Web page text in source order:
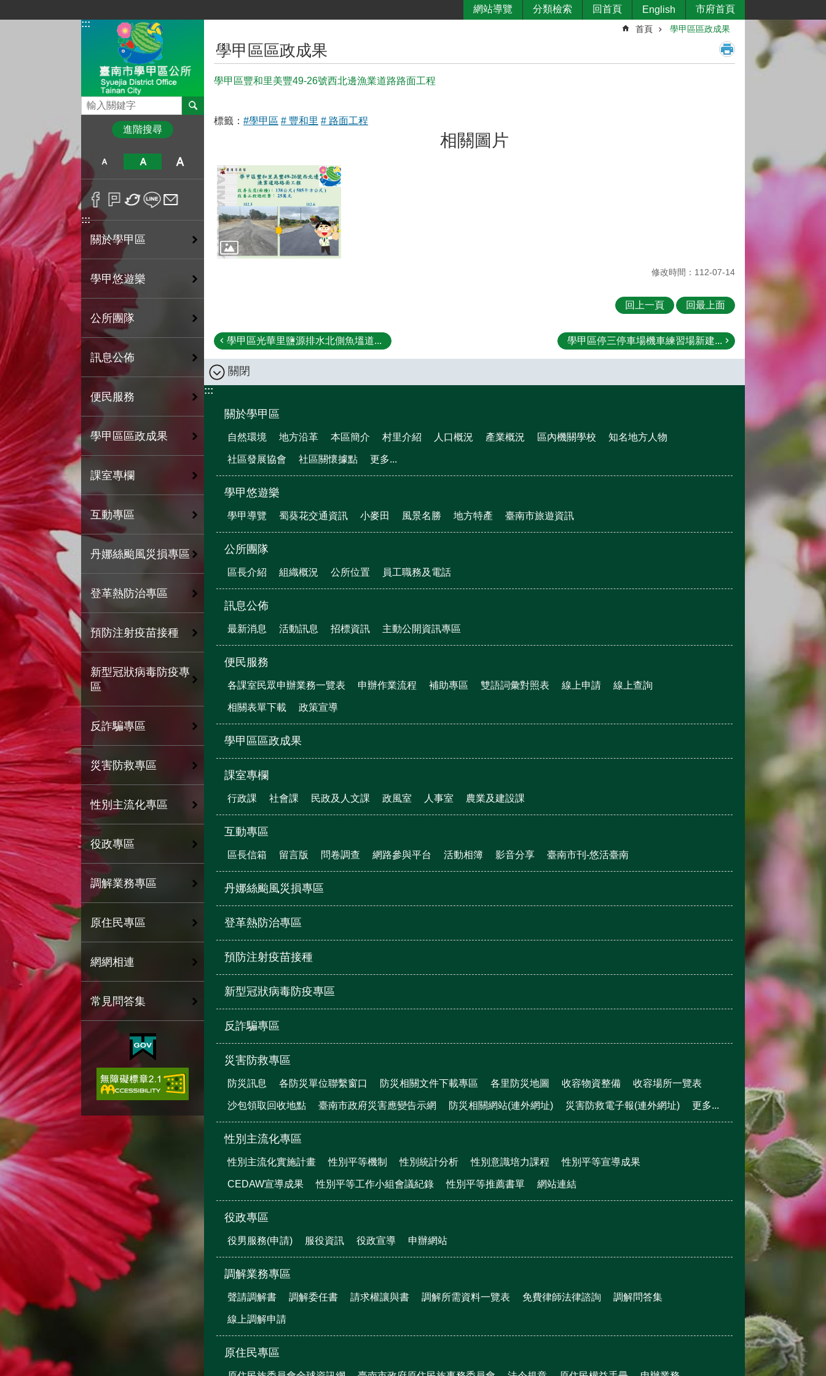
:::
網站導覽 分類檢索 回首頁 English 市府首頁
搜尋
進階搜尋
:::
關於學甲區
學甲悠遊樂
公所團隊
訊息公佈
便民服務
學甲區區政成果
課室專欄
互動專區
丹娜絲颱風災損專區
登革熱防治專區
預防注射疫苗接種
新型冠狀病毒防疫專
區
反詐騙專區
災害防救專區
性別主流化專區
役政專區
調解業務專區
原住民專區
網網相連
常見問答集
首頁 學甲區區政成果
學甲區區政成果
學甲區豐和里美豐49-26號西北邊漁業道路路面工程
標籤： #學甲區 # 豐和里 # 路面工程
相關圖片
修改時間：112-07-14
回上一頁 回最上面
學甲區光華里鹽源排水北側魚塭道... 學甲區停三停車場機車練習場新建...
關閉
:::
關於學甲區
自然環境 地方沿革 本區簡介 村里介紹 人口概況 產業概況 區內機關學校 知名地方人物
社區發展協會 社區關懷據點 更多...
學甲悠遊樂
學甲導覽 蜀葵花交通資訊 小麥田 風景名勝 地方特產 臺南市旅遊資訊
公所團隊
區長介紹 組織概況 公所位置 員工職務及電話
訊息公佈
最新消息 活動訊息 招標資訊 主動公開資訊專區
便民服務
各課室民眾申辦業務一覽表 申辦作業流程 補助專區 雙語詞彙對照表 線上申請 線上查詢
相關表單下載 政策宣導
學甲區區政成果
課室專欄
行政課 社會課 民政及人文課 政風室 人事室 農業及建設課
互動專區
區長信箱 留言版 問卷調查 網路參與平台 活動相簿 影音分享 臺南市刊-悠活臺南
丹娜絲颱風災損專區
登革熱防治專區
預防注射疫苗接種
新型冠狀病毒防疫專區
反詐騙專區
災害防救專區
防災訊息 各防災單位聯繫窗口 防災相關文件下載專區 各里防災地圖 收容物資整備 收容場所一覽表
沙包領取回收地點 臺南市政府災害應變告示網 防災相關網站(連外網址) 災害防救電子報(連外網址) 更多...
性別主流化專區
性別主流化實施計畫 性別平等機制 性別統計分析 性別意識培力課程 性別平等宣導成果
CEDAW宣導成果 性別平等工作小組會議紀錄 性別平等推薦書單 網站連結
役政專區
役男服務(申請) 服役資訊 役政宣導 申辦網站
調解業務專區
聲請調解書 調解委任書 請求權讓與書 調解所需資料一覽表 免費律師法律諮詢 調解問答集
線上調解申請
原住民專區